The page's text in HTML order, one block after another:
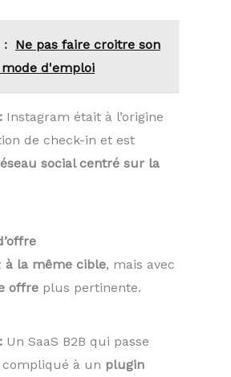
: Ne pas faire croitre son
mode d'emploi
Instagram était à l’origine
de check-in et est
social centré sur la
à la même cible, mais avec
offre plus pertinente.
Un SaaS B2B qui passe
compliqué à un plugin